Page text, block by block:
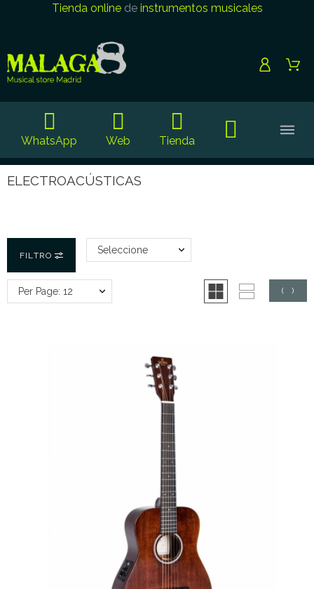
Tienda onlinede instrumentos musicales
WhatsApp Web Tienda
ELECTROACÚSTICAS
FILTRO Seleccione
( )
Per Page: 12